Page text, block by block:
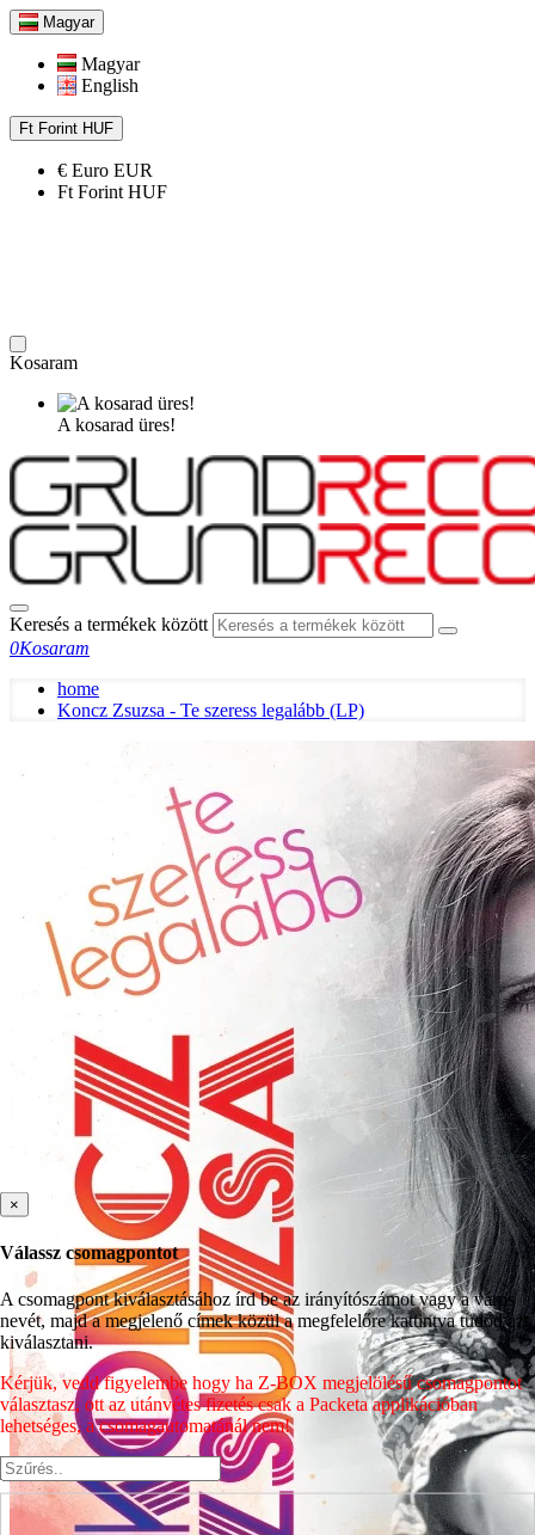
Magyar
Magyar
English
Ft Forint HUF
€ Euro EUR
Ft Forint HUF
Kosaram
A kosarad üres!
Keresés a termékek között
0Kosaram
home
Koncz Zsuzsa - Te szeress legalább (LP)
×
Válassz csomagpontot
A csomagpont kiválasztásához írd be az irányítószámot vagy a város
nevét, majd a megjelenő címek közül a megfelelőre kattintva tudod azt
kiválasztani.
Kérjük, vedd figyelembe hogy ha Z-BOX megjelölésű csomagpontot
választasz, ott az utánvétes fizetés csak a Packeta applikációban
lehetséges, a csomagautomatánál nem!